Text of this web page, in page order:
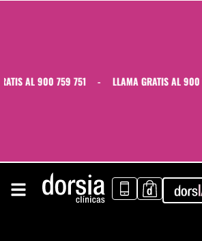
AL 900 759 751 - LLAMA GRATIS AL 900